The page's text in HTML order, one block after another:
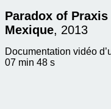
Paradox of Praxis
Mexique, 2013
Documentation vidéo
07 min 48 s